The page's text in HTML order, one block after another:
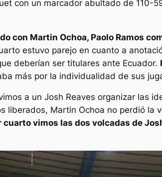
con un marcador abultado de 110-
con Martin Ochoa, Paolo Ramos
estuvo parejo en cuanto a
deberían ser titulares ante Ecuador.
más por la individualidad de sus
a un Josh Reaves organizar las
liberados, Martin Ochoa no perdió la
vimos las dos volcadas de